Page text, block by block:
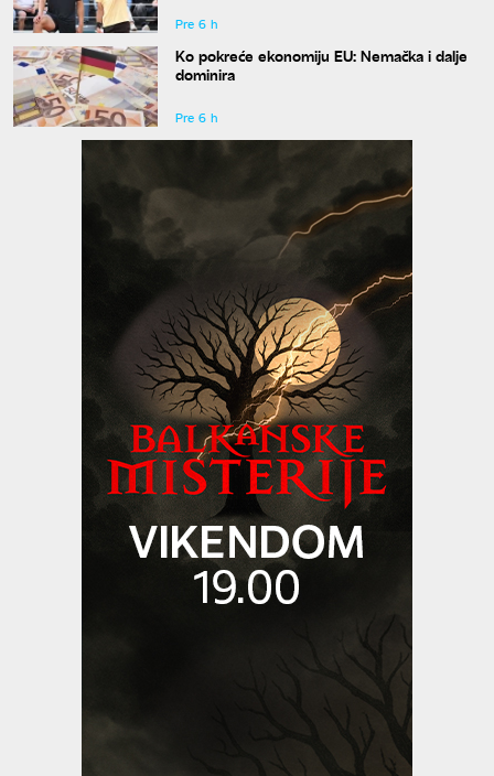
Pre 6 h
Ko pokreće ekonomiju EU: Nemačka i dalje
dominira
Pre 6 h